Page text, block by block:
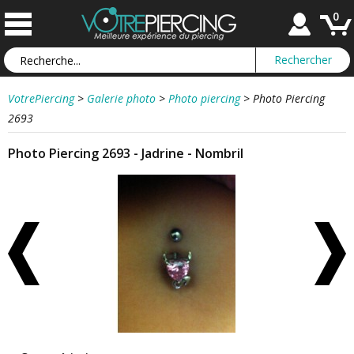
0
VotrePiercing > Galerie photo > Photo piercing > Photo Piercing
2693
Photo Piercing 2693 - Jadrine - Nombril